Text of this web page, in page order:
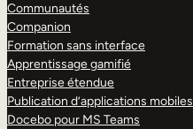
Communautés
Companion
Formation sans interface
Apprentissage gamifié
Entreprise étendue
Publication d’applications mobiles
Docebo pour MS Teams